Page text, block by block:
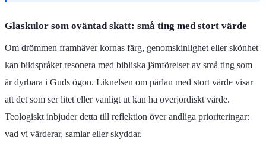
Glaskulor som oväntad skatt: små ting med stort värde
Om drömmen framhäver kornas färg, genomskinlighet eller skönhet
kan bildspråket resonera med bibliska jämförelser av små ting som
är dyrbara i Guds ögon. Liknelsen om pärlan med stort värde visar
att det som ser litet eller vanligt ut kan ha överjordiskt värde.
Teologiskt inbjuder detta till reflektion över andliga prioriteringar:
vad vi värderar, samlar eller skyddar.